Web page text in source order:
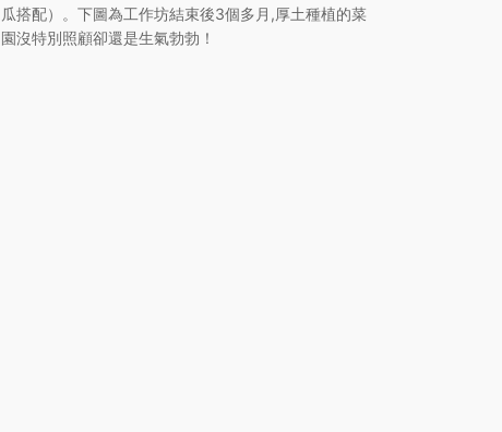
瓜搭配）。下圖為工作坊結束後3個多月,厚土種植的菜
園沒特別照顧卻還是生氣勃勃！